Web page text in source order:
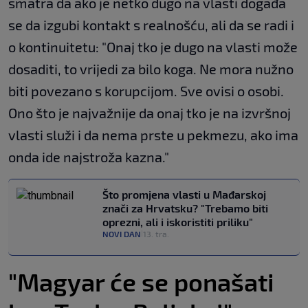
se da izgubi kontakt s realnošću, ali da se radi i
o kontinuitetu: "Onaj tko je dugo na vlasti može
dosaditi, to vrijedi za bilo koga. Ne mora nužno
biti povezano s korupcijom. Sve ovisi o osobi.
Ono što je najvažnije da onaj tko je na izvršnoj
vlasti služi i da nema prste u pekmezu, ako ima
onda ide najstroža kazna."
Što promjena vlasti u Mađarskoj
znači za Hrvatsku? "Trebamo biti
oprezni, ali i iskoristiti priliku"
NOVI DAN 13. tra.
"Magyar će se ponašati